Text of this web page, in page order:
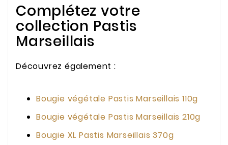
Complétez votre
collection Pastis
Marseillais
Découvrez également :
Bougie végétale Pastis Marseillais 110g
Bougie végétale Pastis Marseillais 210g
Bougie XL Pastis Marseillais 370g